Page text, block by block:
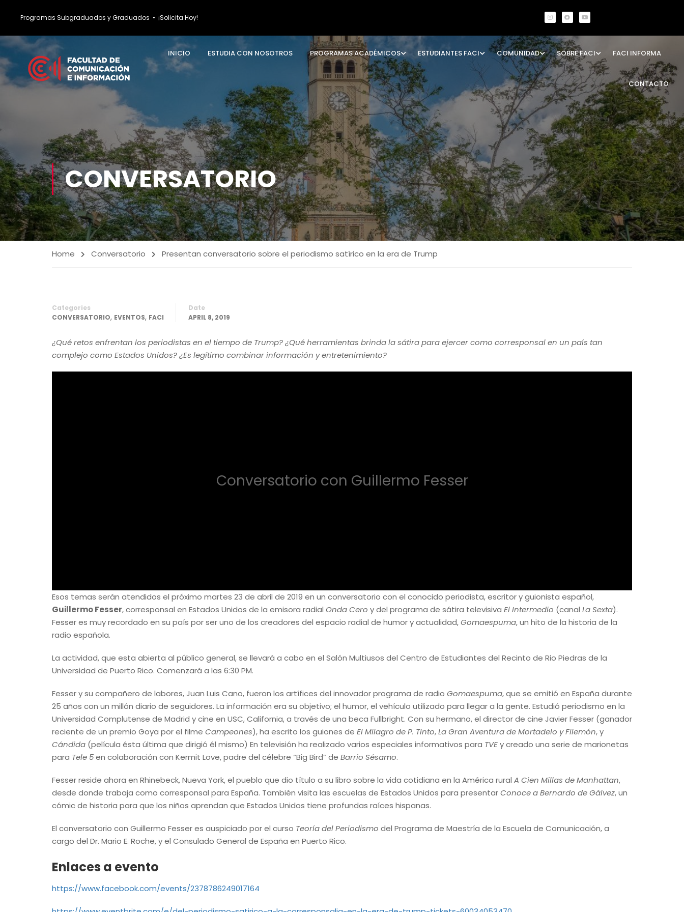
Programas Subgraduados y Graduados • ¡Solicita Hoy!
INICIO ESTUDIA CON NOSOTROS PROGRAMAS ACADÉMICOS ESTUDIANTES FACI COMUNIDAD SOBRE FACI FACI INFORMA
CONTACTO
CONVERSATORIO
Home Conversatorio Presentan conversatorio sobre el periodismo satírico en la era de Trump
Categories
CONVERSATORIO, EVENTOS, FACI
Date
APRIL 8, 2019
¿Qué retos enfrentan los periodistas en el tiempo de Trump? ¿Qué herramientas brinda la sátira para ejercer como corresponsal en un país tan
complejo como Estados Unidos? ¿Es legítimo combinar información y entretenimiento?
Conversatorio con Guillermo Fesser
Esos temas serán atendidos el próximo martes 23 de abril de 2019 en un conversatorio con el conocido periodista, escritor y guionista español,
Guillermo Fesser, corresponsal en Estados Unidos de la emisora radial Onda Cero y del programa de sátira televisiva El Intermedio (canal La Sexta).
Fesser es muy recordado en su país por ser uno de los creadores del espacio radial de humor y actualidad,Gomaespuma, un hito de la historia de la
radio española.
La actividad, que esta abierta al público general, se llevará a cabo en el Salón Multiusos del Centro de Estudiantes del Recinto de Rio Piedras de la
Universidad de Puerto Rico. Comenzará a las 6:30 PM.
Fesser y su compañero de labores, Juan Luis Cano, fueron los artífices del innovador programa de radio Gomaespuma, que se emitió en España durante
25 años con un millón diario de seguidores. La información era su objetivo; el humor, el vehículo utilizado para llegar a la gente. Estudió periodismo en la
Universidad Complutense de Madrid y cine en USC, California, a través de una beca Fullbright. Con su hermano, el director de cine Javier Fesser (ganador
reciente de un premio Goya por el filme Campeones), ha escrito los guiones de El Milagro de P. Tinto,La Gran Aventura de Mortadelo y Filemón, y
Cándida (película ésta última que dirigió él mismo) En televisión ha realizado varios especiales informativos para TVEy creado una serie de marionetas
para Tele 5en colaboración con Kermit Love, padre del célebre “Big Bird” de Barrio Sésamo.
Fesser reside ahora en Rhinebeck, Nueva York, el pueblo que dio título a su libro sobre la vida cotidiana en la América rural A Cien Millas de Manhattan,
desde donde trabaja como corresponsal para España. También visita las escuelas de Estados Unidos para presentarConoce a Bernardo de Gálvez, un
cómic de historia para que los niños aprendan que Estados Unidos tiene profundas raíces hispanas.
El conversatorio con Guillermo Fesser es auspiciado por el curso Teoría del Periodismo del Programa de Maestría de la Escuela de Comunicación, a
cargo del Dr. Mario E. Roche, y el Consulado General de España en Puerto Rico.
Enlaces a evento
https://www.facebook.com/events/2378786249017164